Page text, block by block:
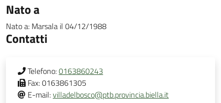
Nato a
Nato a: Marsala il 04/12/1988
Contatti
Telefono:0163860243
Fax:0163861305
E-mail:villadelbosco@ptb.provincia.biella.it